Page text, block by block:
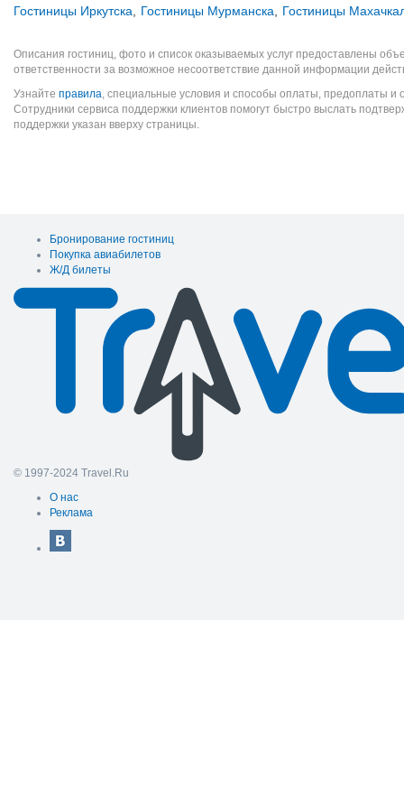
Гостиницы Иркутска Гостиницы Мурманска Гостиницы
Описания гостиниц, фото и список оказываемых услуг предоставлены
ответственности за возможное несоответствие данной информации
Узнайте правила, специальные условия и способы оплаты, предоплаты и
Сотрудники сервиса поддержки клиентов помогут быстро выслать
поддержки указан вверху страницы.
Бронирование гостиниц
Покупка авиабилетов
Ж/Д билеты
© 1997-2024 Travel.Ru
О нас
Реклама